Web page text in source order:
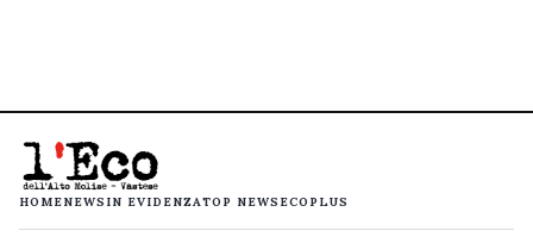
HOMENEWS IN EVIDENZATOP NEWS ECOPLUS